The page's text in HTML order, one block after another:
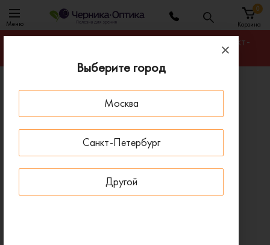
Выберите город
Москва
Санкт-Петербург
Другой
Меню Корзина
0
Гарантируем лучшую цену на любую оправу в Санкт-
Главная
Солнцезащитные очки
Солнцезащитные очки CAZAL 5017/3 003
- 10 % ДО 15 АВГУСТА